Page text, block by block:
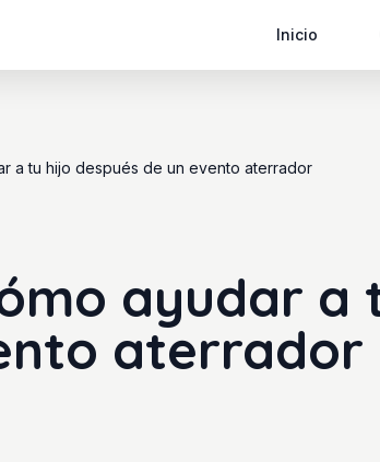
Inicio
a tu hijo después de un evento aterrador
ayudar a
aterrador